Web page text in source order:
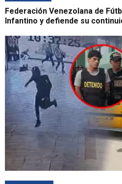
Federación Venezolana de
Infantino y defiende su